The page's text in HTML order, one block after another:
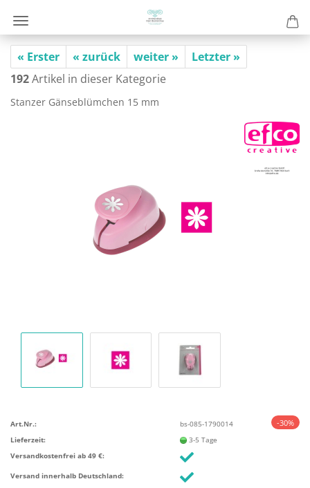
« Erster « zurück weiter »
Letzter »
192Artikel in dieser Kategorie
Stan­zer Gän­se­blüm­chen 15 mm
-30%
Art.Nr.:
bs-085-1790014
Lieferzeit:
3-5 Tage
Versandkostenfrei ab 49 €:
Versand innerhalb Deutschland: